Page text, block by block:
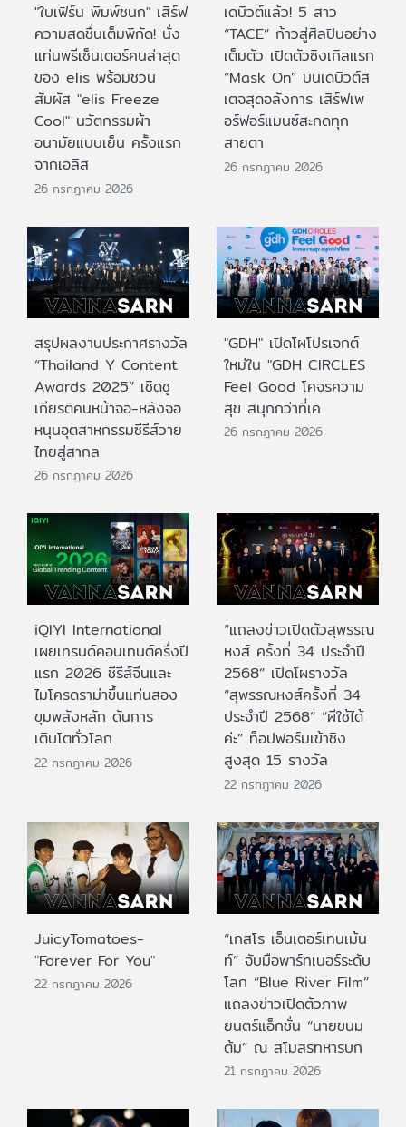
"ใบเฟิร์น พิมพ์ชนก" เสิร์ฟ
ความสดชื่นเต็มพิกัด! นั่ง
แท่นพรีเซ็นเตอร์คนล่าสุด
ของ elis พร้อมชวน
สัมผัส "elis Freeze
Cool" นวัตกรรมผ้า
อนามัยแบบเย็น ครั้งแรก
จากเอลิส
26 กรกฎาคม 2026
เดบิวต์แล้ว! 5 สาว
“TACE” ก้าวสู่ศิลปินอย่าง
เต็มตัว เปิดตัวซิงเกิลแรก
“Mask On” บนเดบิวต์ส
เตจสุดอลังการ เสิร์ฟเพ
อร์ฟอร์แมนซ์สะกดทุก
สายตา
26 กรกฎาคม 2026
สรุปผลงานประกาศรางวัล
“Thailand Y Content
Awards 2025” เชิดชู
เกียรติคนหน้าจอ-หลังจอ
หนุนอุตสาหกรรมซีรีส์วาย
ไทยสู่สากล
26 กรกฎาคม 2026
"GDH" เปิดโผโปรเจกต์
ใหม่ใน "GDH CIRCLES
Feel Good โคจรความ
สุข สนุกกว่าที่เค
26 กรกฎาคม 2026
iQIYI International
เผยเทรนด์คอนเทนต์ครึ่งปี
แรก 2026 ซีรีส์จีนและ
ไมโครดราม่าขึ้นแท่นสอง
ขุมพลังหลัก ดันการ
เติบโตทั่วโลก
22 กรกฎาคม 2026
“แถลงข่าวเปิดตัวสุพรรณ
หงส์ ครั้งที่ 34 ประจำปี
2568” เปิดโผรางวัล
“สุพรรณหงส์ครั้งที่ 34
ประจำปี 2568” “ผีใช้ได้
ค่ะ” ท็อปฟอร์มเข้าชิง
สูงสุด 15 รางวัล
22 กรกฎาคม 2026
JuicyTomatoes-
"Forever For You"
22 กรกฎาคม 2026
“เกสโร เอ็นเตอร์เทนเม้น
ท์” จับมือพาร์ทเนอร์ระดับ
โลก “Blue River Film”
แถลงข่าวเปิดตัวภาพ
ยนตร์แอ็กชั่น “นายขนม
ต้ม” ณ สโมสรทหารบก
21 กรกฎาคม 2026